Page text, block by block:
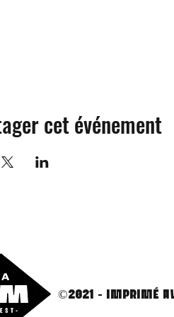
cet événement
©2021 - imprimé